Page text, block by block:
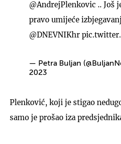
@AndrejPlenkovic .. Još
pravo umijeće
@DNEVNIKhr
— Petra Buljan
2023
Plenković, koji je stigao
samo je prošao iza